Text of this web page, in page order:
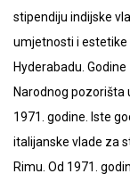
stipendiju indijske
umjetnosti i estetike
Hyderabadu.
Narodnog pozorišta
1971. godine. Iste
italijanske vlade za
Rimu. Od 1971.